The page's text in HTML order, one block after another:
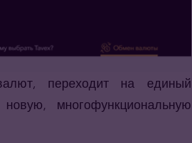
переходит на единый
многофункциональную